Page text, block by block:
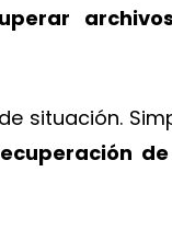
situación.
de